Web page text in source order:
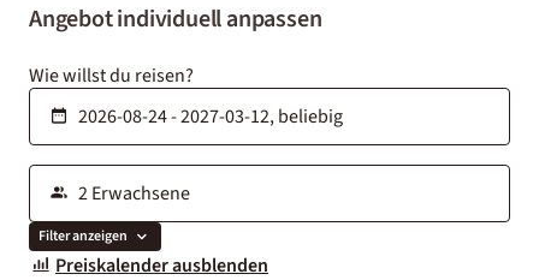
Angebot individuell anpassen
Wie willst du reisen?
Filter anzeigen
Preiskalender ausblenden